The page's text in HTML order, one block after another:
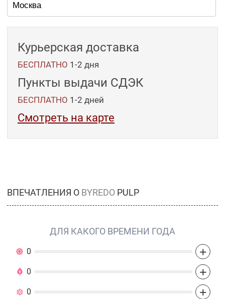
Курьерская доставка
БЕСПЛАТНО 1-2 дня
Пункты выдачи СДЭК
БЕСПЛАТНО 1-2 дней
Смотреть на карте
ВПЕЧАТЛЕНИЯ О BYREDO PULP
ДЛЯ КАКОГО ВРЕМЕНИ ГОДА
0 +
0 +
0 +